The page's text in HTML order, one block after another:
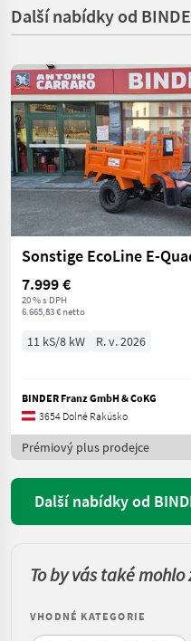
Další nabídky od
Sonstige EcoLine E-
7.999 €
20 % s DPH
6.665,83 € netto
11 kS/8 kW R. v. 2026
BINDER Franz GmbH & CoKG
3654 Dolné Rakúsko
Prémiový plus prodejce
Další nabídky od
To by vás také
VHODNÉ KATEGORIE